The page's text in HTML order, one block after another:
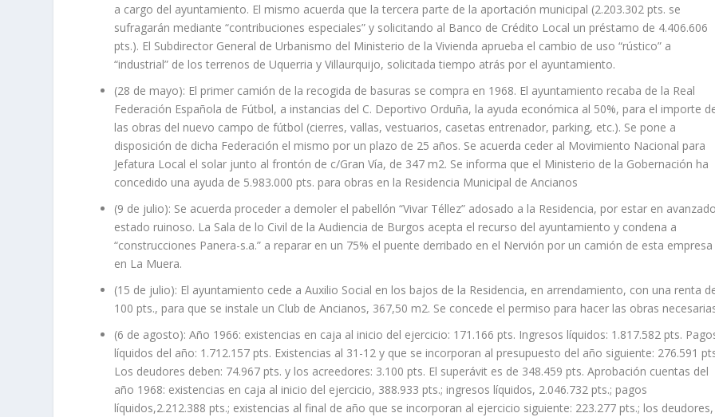
a cargo del ayuntamiento. El mismo acuerda que la tercera parte de la aportación municipal (2.203.302 pts. se
sufragarán mediante “contribuciones especiales” y solicitando al Banco de Crédito Local un préstamo de 4.406.606
pts.). El Subdirector General de Urbanismo del Ministerio de la Vivienda aprueba el cambio de uso “rústico” a
“industrial” de los terrenos de Uquerria y Villaurquijo, solicitada tiempo atrás por el ayuntamiento.
(28 de mayo): El primer camión de la recogida de basuras se compra en 1968. El ayuntamiento recaba de la Real
Federación Española de Fútbol, a instancias del C. Deportivo Orduña, la ayuda económica al 50%, para el importe
las obras del nuevo campo de fútbol (cierres, vallas, vestuarios, casetas entrenador, parking, etc.). Se pone a
disposición de dicha Federación el mismo por un plazo de 25 años. Se acuerda ceder al Movimiento Nacional para
Jefatura Local el solar junto al frontón de c/Gran Vía, de 347 m2. Se informa que el Ministerio de la Gobernación ha
concedido una ayuda de 5.983.000 pts. para obras en la Residencia Municipal de Ancianos
(9 de julio): Se acuerda proceder a demoler el pabellón “Vivar Téllez” adosado a la Residencia, por estar en
estado ruinoso. La Sala de lo Civil de la Audiencia de Burgos acepta el recurso del ayuntamiento y condena a
“construcciones Panera-s.a.” a reparar en un 75% el puente derribado en el Nervión por un camión de esta empresa
en La Muera.
(15 de julio): El ayuntamiento cede a Auxilio Social en los bajos de la Residencia, en arrendamiento, con una renta
100 pts., para que se instale un Club de Ancianos, 367,50 m2. Se concede el permiso para hacer las obras
(6 de agosto): Año 1966: existencias en caja al inicio del ejercicio: 171.166 pts. Ingresos líquidos: 1.817.582 pts.
líquidos del año: 1.712.157 pts. Existencias al 31-12 y que se incorporan al presupuesto del año siguiente: 276.591
Los deudores deben: 74.967 pts. y los acreedores: 3.100 pts. El superávit es de 348.459 pts. Aprobación cuentas del
año 1968: existencias en caja al inicio del ejercicio, 388.933 pts.; ingresos líquidos, 2.046.732 pts.; pagos
líquidos,2.212.388 pts.; existencias al final de año que se incorporan al ejercicio siguiente: 223.277 pts.; los deudores,